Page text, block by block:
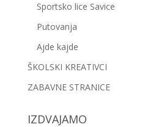
Sportsko lice Savice
Putovanja
Ajde kajde
ŠKOLSKI KREATIVCI
ZABAVNE STRANICE
IZDVAJAMO